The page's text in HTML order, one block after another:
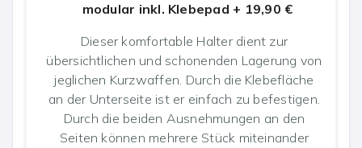
modular inkl. Klebepad + 19,90 €
Dieser komfortable Halter dient zur
übersichtlichen und schonenden Lagerung von
jeglichen Kurzwaffen. Durch die Klebefläche
an der Unterseite ist er einfach zu befestigen.
Durch die beiden Ausnehmungen an den
Seiten können mehrere Stück miteinander